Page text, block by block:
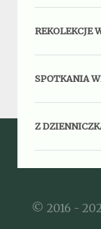
REKOLEKCJE
SPOTKANIA
Z
© 2016 -